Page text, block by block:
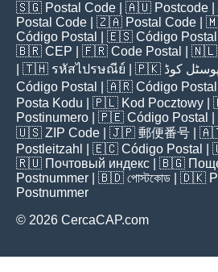
🇸🇬 Postal Code | 🇦🇺 Postcode
Postal Code | 🇿🇦 Postal Code |
Código Postal
| 🇪🇸 Código Postal
🇧🇷 CEP | 🇫🇷 Code Postal | 🇳🇱
| 🇹🇭 รหัสไปรษณีย์ | 🇵🇰 پوسٹل کوڈ
Código Postal
| 🇦🇷 Código Postal
Posta Kodu | 🇵🇱 Kod Pocztowy |
Postinumero | 🇵🇪 Código Postal
🇺🇸 ZIP Code | 🇯🇵 郵便番号 |
Postleitzahl
| 🇪🇨 Código Postal |
🇷🇺 Почтовый индекс | 🇧🇬
Postnummer | 🇧🇩 পোস্টকোড | 🇩🇰
Postnummer
© 2026 CercaCAP.com